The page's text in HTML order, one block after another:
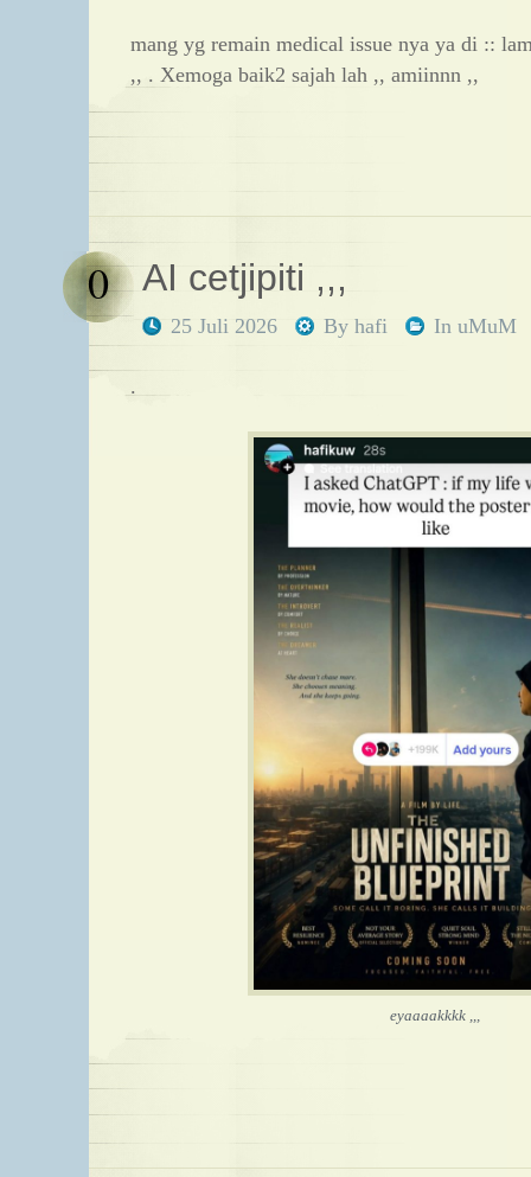
mang yg remain medical issue nya ya di ::
,, . Xemoga baik2 sajah lah ,, amiinnn ,,
AI cetjipiti ,,,
25 Juli 2026 By hafi
0
In uMuM
.
eyaaaakkkk ,,,